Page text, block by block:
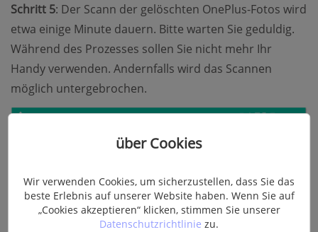
Schritt 5: Der Scann der gelöschten OnePlus-Fotos wird
etwa einige Minute dauern. Bitte warten Sie geduldig.
Während des Prozesses sollen Sie nicht mehr Ihr
Handy verwenden. Andernfalls wird das Scannen
möglich untergebrochen.
über Cookies
Wir verwenden Cookies, um sicherzustellen, dass Sie das
beste Erlebnis auf unserer Website haben. Wenn Sie auf
„Cookies akzeptieren“ klicken, stimmen Sie unserer
Datenschutzrichtlinie zu.